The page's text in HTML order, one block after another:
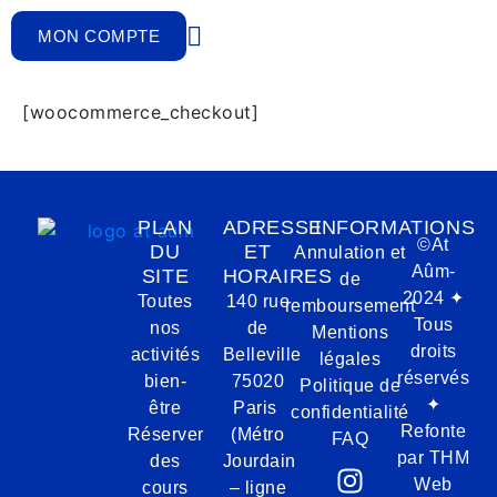
MON COMPTE
[woocommerce_checkout]
PLAN
DU
SITE
Toutes
nos
activités
bien-
être
Réserver
des
cours
ADRESSE
ET
HORAIRES
140 rue
de
Belleville
75020
Paris
(Métro
Jourdain
– ligne
INFORMATIONS
Annulation et
de
remboursement
Mentions
légales
Politique de
confidentialité
FAQ
©At
Aûm-
2024 ✦
Tous
droits
réservés
✦
Refonte
par THM
Web
×
OU DE POWER PILATES
Informations pratiques
tarif : 15 €pour les personnes n’ayant
jamais participé aux cours de yoga chez At
validité :3 mois à compter de la date
carte nominative et non cessible